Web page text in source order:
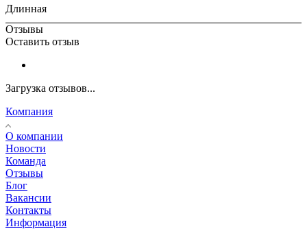
Длинная
Отзывы
Оставить отзыв
Загрузка отзывов...
Компания
О компании
Новости
Команда
Отзывы
Блог
Вакансии
Контакты
Информация